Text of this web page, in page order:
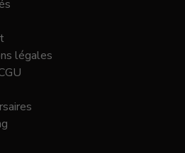
légales